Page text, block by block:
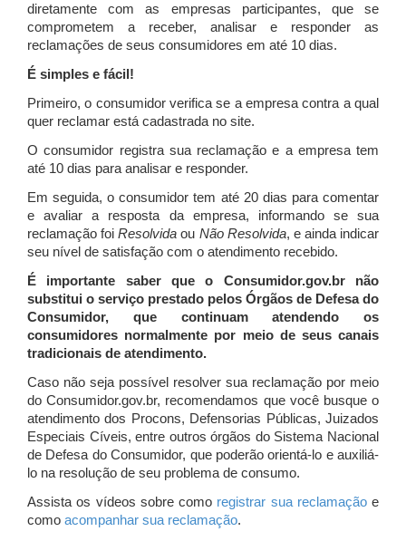
diretamente com as empresas participantes, que se
comprometem a receber, analisar e responder as
reclamações de seus consumidores em até 10 dias.
É simples e fácil!
Primeiro, o consumidor verifica se a empresa contra a qual
quer reclamar está cadastrada no site.
O consumidor registra sua reclamação e a empresa tem
até 10 dias para analisar e responder.
Em seguida, o consumidor tem até 20 dias para comentar
e avaliar a resposta da empresa, informando se sua
reclamação foiResolvida ou Não Resolvida, e ainda indicar
seu nível de satisfação com o atendimento recebido.
É importante saber que o Consumidor.gov.br não
substitui o serviço prestado pelos Órgãos de Defesa do
Consumidor, que continuam atendendo os
consumidores normalmente por meio de seus canais
tradicionais de atendimento.
Caso não seja possível resolver sua reclamação por meio
do Consumidor.gov.br, recomendamos que você busque o
atendimento dos Procons, Defensorias Públicas, Juizados
Especiais Cíveis, entre outros órgãos do Sistema Nacional
de Defesa do Consumidor, que poderão orientá-lo e auxiliá-
lo na resolução de seu problema de consumo.
Assista os vídeos sobre como registrar sua reclamaçãoe
como acompanhar sua reclamação.